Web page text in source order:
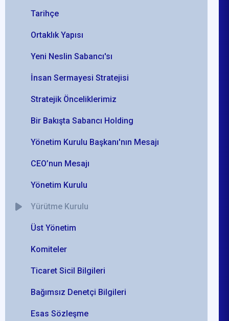
Tarihçe
Ortaklık Yapısı
Yeni Neslin Sabancı'sı
İnsan Sermayesi Stratejisi
Stratejik Önceliklerimiz
Bir Bakışta Sabancı Holding
Yönetim Kurulu Başkanı'nın Mesajı
CEO’nun Mesajı
Yönetim Kurulu
Yürütme Kurulu
Üst Yönetim
Komiteler
Ticaret Sicil Bilgileri
Bağımsız Denetçi Bilgileri
Esas Sözleşme